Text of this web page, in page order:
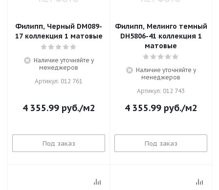
Филипп, Черный DM089-
17 коллекция 1 матовые
Наличие уточняйте у
менеджеров
Артикул: 012 761
4 355.99руб./м2
Под заказ
Филипп, Мелинго темный
DH5806-41 коллекция 1
матовые
Наличие уточняйте у
менеджеров
Артикул: 012 743
4 355.99руб./м2
Под заказ